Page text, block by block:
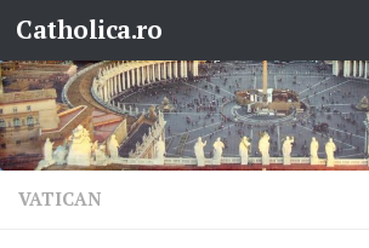
Skip to content
Catholica.ro
VATICAN